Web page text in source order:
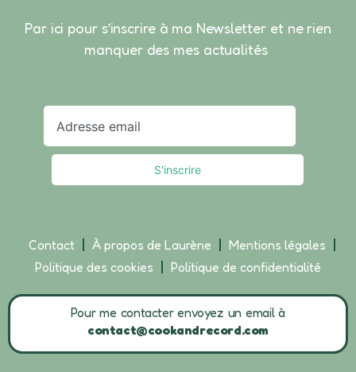
Par ici pour s’inscrire à ma Newsletter et ne rien
manquer des mes actualités
Contact À propos de Laurène
Mentions légales
Politique des cookies
Politique de confidentialité
Pour me contacter envoyez un email à
contact@cookandrecord.com